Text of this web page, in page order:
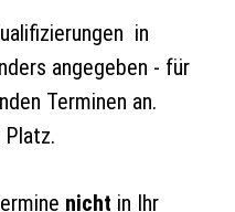
in
angegeben - für
Terminen an.
nicht in Ihr